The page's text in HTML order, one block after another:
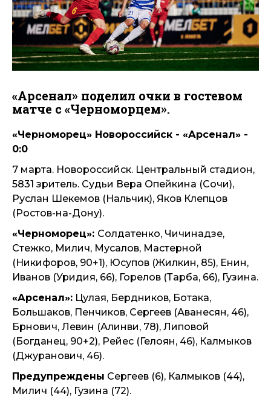
«Арсенал» поделил очки в гостевом
матче с «Черноморцем».
«Черноморец» Новороссийск - «Арсенал» -
0:0
7 марта. Новороссийск. Центральный стадион,
5831 зритель. Судьи Вера Опейкина (Сочи),
Руслан Шекемов (Нальчик), Яков Клепцов
(Ростов-на-Дону).
«Черноморец»: Солдатенко, Чичинадзе,
Стежко, Милич, Мусалов, Мастерной
(Никифоров, 90+1), Юсупов (Жилкин, 85), Енин,
Иванов (Уридия, 66), Горелов (Тарба, 66), Гузина.
«Арсенал»: Цулая, Бердников, Ботака,
Большаков, Пенчиков, Сергеев (Аванесян, 46),
Брнович, Левин (Алинви, 78), Липовой
(Богданец, 90+2), Рейес (Гелоян, 46), Калмыков
(Джуранович, 46).
Предупреждены Сергеев (6), Калмыков (44),
Милич (44), Гузина (72).